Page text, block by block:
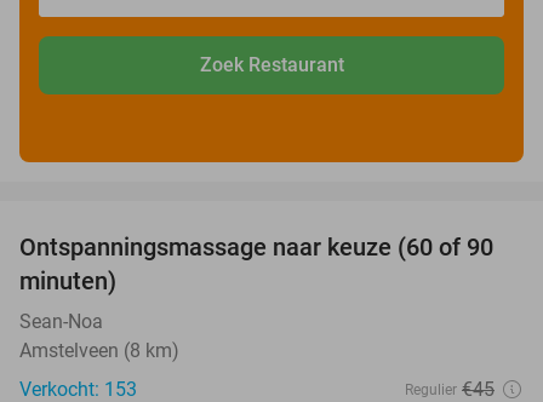
Zoek Restaurant
40%
Ontspanningsmassage naar keuze (60 of 90
minuten)
Sean-Noa
Amstelveen (8 km)
Verkocht: 153
Regulier €45